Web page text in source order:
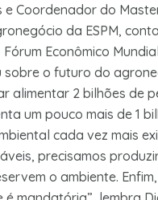
e Coordenador do
da ESPM,
Econômico
o futuro do
alimentar 2 bilhões de
um pouco mais de 1
cada vez mais
precisamos
o ambiente.